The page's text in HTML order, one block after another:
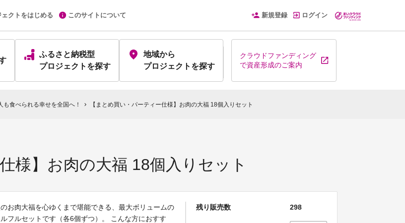
ェクトをはじめる このサイトについて 新規登録 ログイン
ふるさと納税型
プロジェクト を探す
地域から
プロジェクトを探す
クラウドファンディング
で資産形成のご案内
も食べられる幸せを全国へ！ chevron_right 【まとめ買い・パーティー仕様】お肉の大福 18個入りセット
様】お肉の大福 18個入りセット
お肉大福を心ゆくまで堪能できる、最大ボリュームの
フルセットです（各6個ずつ）。 こんな方におすす
残り販売数 298